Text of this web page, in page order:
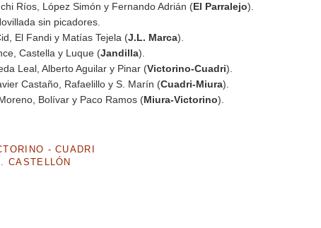
Ríos, López Simón y Fernando Adrián (El Parralejo).
sin picadores.
El Fandi y Matías Tejela (J.L. Marca).
Castella y Luque (Jandilla).
Leal, Alberto Aguilar y Pinar (Victorino-Cuadri).
Castaño, Rafaelillo y S. Marín (Cuadri-Miura).
Bolívar y Paco Ramos (Miura-Victorino).
- CUADRI
CASTELLÓN